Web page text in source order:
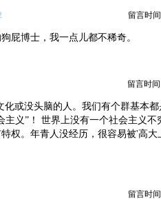
留言时
屁博士，我一点儿都不稀奇。
留言时间
化或没头脑的人。我们有个群基本
主义”！ 世界上没有一个社会主义
权。年青人没经历，很容易被'高
留言时